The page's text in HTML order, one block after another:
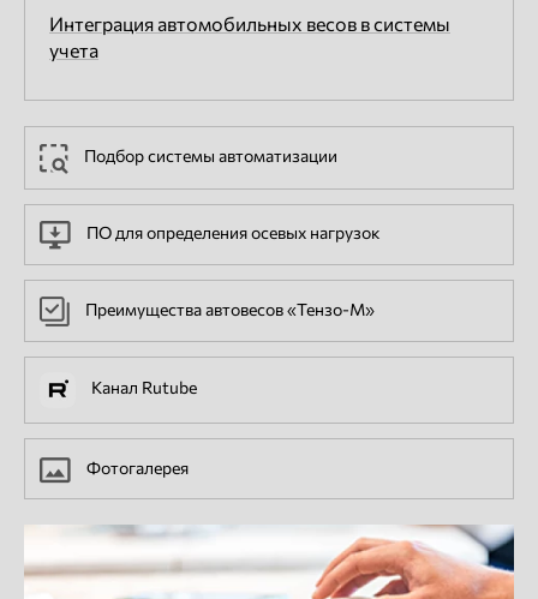
Интеграция автомобильных весов в системы
учета
Подбор системы автоматизации
ПО для определения осевых нагрузок
Преимущества автовесов «Тензо-М»
Канал Rutube
Фотогалерея